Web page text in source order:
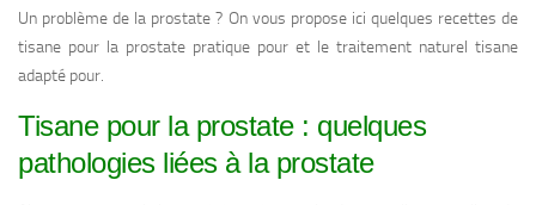
Un problème de la prostate ? On vous propose ici quelques recettes de
tisane pour la prostate pratique pour et le traitement naturel tisane
adapté pour.
Tisane pour la prostate : quelques
pathologies liées à la prostate